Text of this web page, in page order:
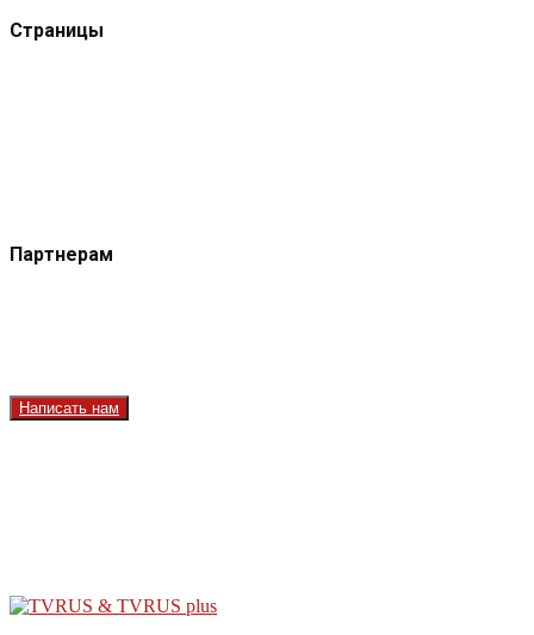
Страницы
Партнерам
Написать нам